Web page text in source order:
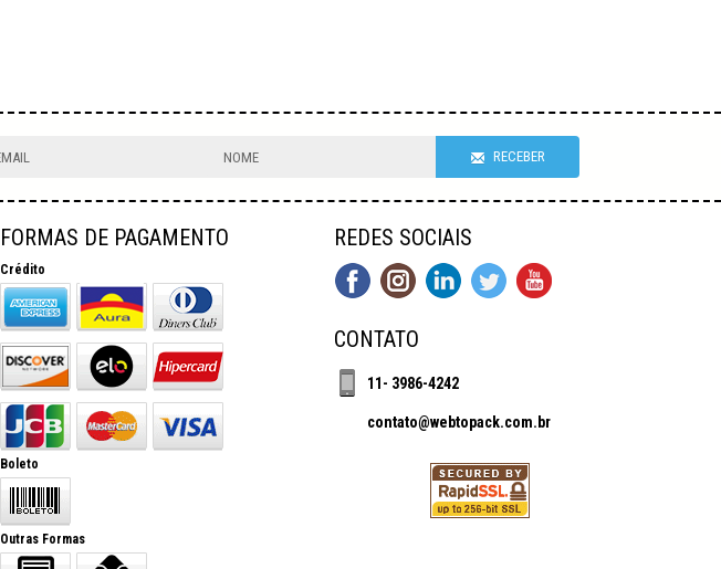
RECEBER
FORMAS DE PAGAMENTO
Crédito
Boleto
Outras Formas
REDES SOCIAIS
CONTATO
11- 3986-4242
contato@webtopack.com.br